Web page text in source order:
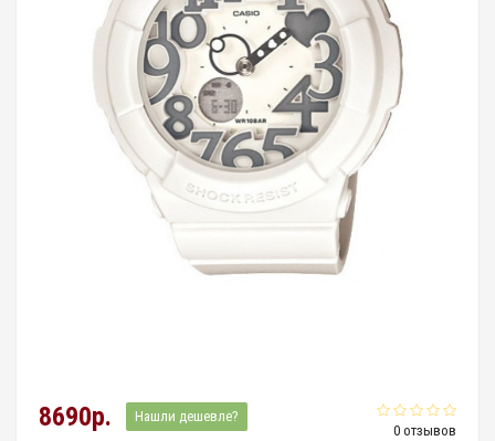
0 отзывов
8690р. Нашли дешевле?